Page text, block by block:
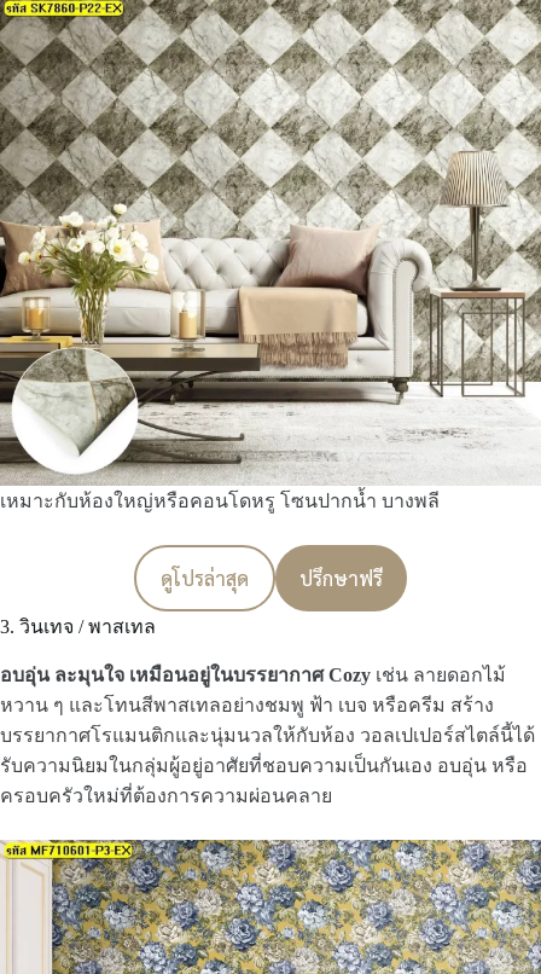
เหมาะกับห้องใหญ่หรือคอนโดหรู โซนปากน้ำ บางพลี
ดูโปรล่าสุด ปรึกษาฟรี
3. วินเทจ / พาสเทล
อบอุ่น ละมุนใจ เหมือนอยู่ในบรรยากาศ Cozy เช่น ลายดอกไม้
หวาน ๆ และโทนสีพาสเทลอย่างชมพู ฟ้า เบจ หรือครีม สร้าง
บรรยากาศโรแมนติกและนุ่มนวลให้กับห้อง วอลเปเปอร์สไตล์นี้ได้
รับความนิยมในกลุ่มผู้อยู่อาศัยที่ชอบความเป็นกันเอง อบอุ่น หรือ
ครอบครัวใหม่ที่ต้องการความผ่อนคลาย